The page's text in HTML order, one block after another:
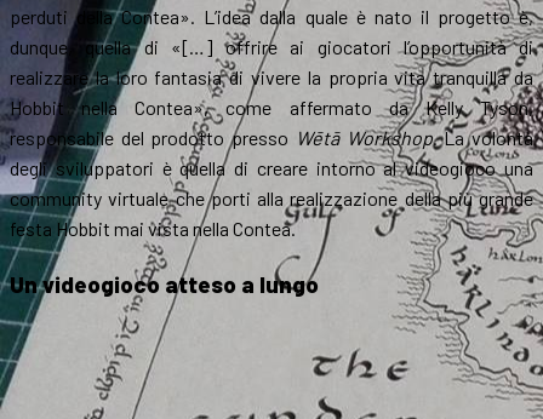
perduti della Contea». L’idea dalla quale è nato il progetto è,
dunque, quella di «[…] offrire ai giocatori l’opportunità di
realizzare la loro fantasia di vivere la propria vita tranquilla da
Hobbit nella Contea», come affermato da Kelly Tyson,
responsabile del prodotto presso Wētā Workshop. La volontà
degli sviluppatori è quella di creare intorno al videogioco una
community virtuale che porti alla realizzazione della più grande
festa Hobbit mai vista nella Contea.
Un videogioco atteso a lungo